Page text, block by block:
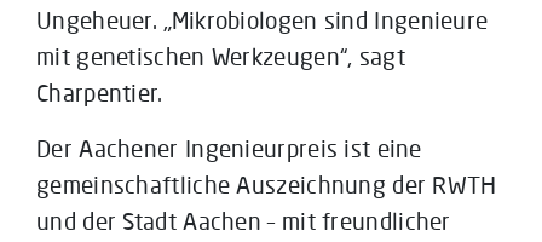
Ungeheuer. „Mikrobiologen sind Ingenieure
mit genetischen Werkzeugen“, sagt
Charpentier.
Der Aachener Ingenieurpreis ist eine
gemeinschaftliche Auszeichnung der RWTH
und der Stadt Aachen – mit freundlicher